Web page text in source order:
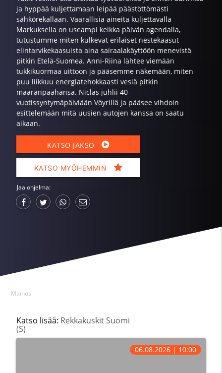
ja hyppää kuljettamaan leipää päästöttömästi
sähkörekallaan. Vaarallisia aineita kuljettavalla
Markuksella on useampi keikka päivän agendalla,
tutustumme miten kulkevat erilaiset nestekaasut
elintarvikekaasuista aina sairaalakäyttöön menevistä
pitkin Etelä-Suomea. Anni-Riina lähtee viemään
tukkikuormaa uittoon ja pääsemme näkemään, miten
puu liikkuu energiatehokkaasti vesiä pitkin
määränpäähänsä. Niclas juhlii 40-
vuotissyntymäpäiviään Vöyrillä ja pääsee vihdoin
esittelemään mitä uusien autojen kanssa on saatu
aikaan.
KATSO JAKSO
KATSO MYÖHEMMIN
Jaa ohjelma:
Mainos
Katso lisää: Rekkakuskit Suomi
(S)
06.08.2026 | 10:00